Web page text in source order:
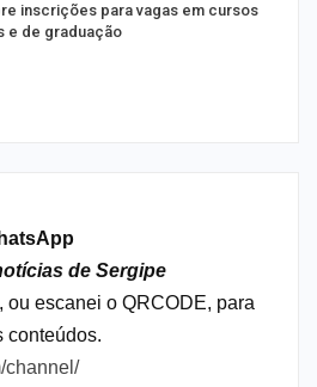
inscrições para vagas em cursos
e de graduação
de Sergipe
ou escanei o QRCODE, para
conteúdos.
channel/